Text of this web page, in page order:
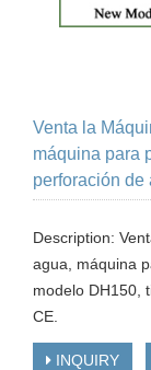
Venta la
máquina para
perforación de
Description:
agua, máquina
modelo DH150,
CE.
INQUIRY